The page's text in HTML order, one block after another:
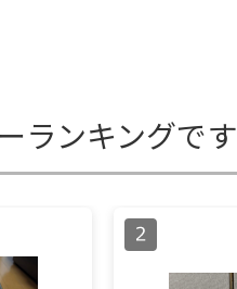
ランキングです